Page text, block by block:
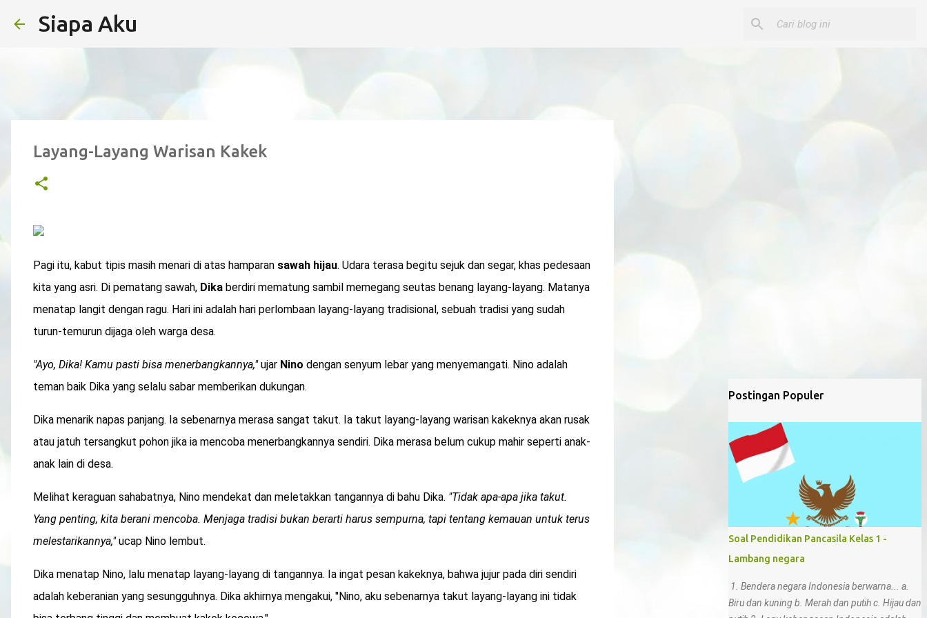
Siapa Aku
Layang-Layang Warisan Kakek
Pagi itu, kabut tipis masih menari di atas hamparan sawah hijau. Udara terasa begitu sejuk dan segar, khas pedesaan
kita yang asri. Di pematang sawah, Dika berdiri mematung sambil memegang seutas benang layang-layang. Matanya
menatap langit dengan ragu. Hari ini adalah hari perlombaan layang-layang tradisional, sebuah tradisi yang sudah
turun-temurun dijaga oleh warga desa.
"Ayo, Dika! Kamu pasti bisa menerbangkannya,"ujar Nino dengan senyum lebar yang menyemangati. Nino adalah
teman baik Dika yang selalu sabar memberikan dukungan.
Dika menarik napas panjang. Ia sebenarnya merasa sangat takut. Ia takut layang-layang warisan kakeknya akan rusak
atau jatuh tersangkut pohon jika ia mencoba menerbangkannya sendiri. Dika merasa belum cukup mahir seperti anak-
anak lain di desa.
Melihat keraguan sahabatnya, Nino mendekat dan meletakkan tangannya di bahu Dika. "Tidak apa-apa jika takut.
Yang penting, kita berani mencoba. Menjaga tradisi bukan berarti harus sempurna, tapi tentang kemauan untuk terus
melestarikannya,"ucap Nino lembut.
Dika menatap Nino, lalu menatap layang-layang di tangannya. Ia ingat pesan kakeknya, bahwa jujur pada diri sendiri
adalah keberanian yang sesungguhnya. Dika akhirnya mengakui, "Nino, aku sebenarnya takut layang-layang ini tidak
Postingan Populer
Soal Pendidikan Pancasila Kelas 1 -
Lambang negara
1. Bendera negara Indonesia berwarna... a.
Biru dan kuning b. Merah dan putih c. Hijau dan